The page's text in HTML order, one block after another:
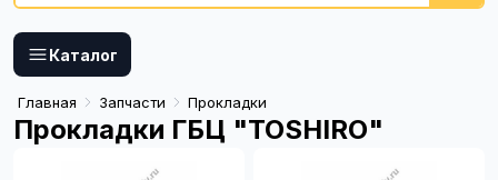
Каталог
Главная Запчасти Прокладки
Прокладки ГБЦ "TOSHIRO"